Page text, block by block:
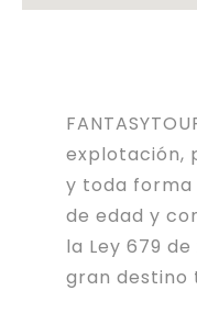
explotación,
y toda forma
de edad y
la Ley 679
gran destino